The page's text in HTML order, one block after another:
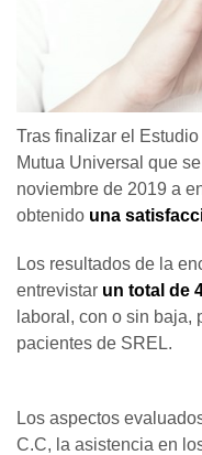
Tras finalizar el
Mutua Universal que
noviembre de 2019 a
obtenido una
Los resultados de la
entrevistar un total de
laboral, con o sin baja,
pacientes de SREL.
Los aspectos
C.C, la asistencia en